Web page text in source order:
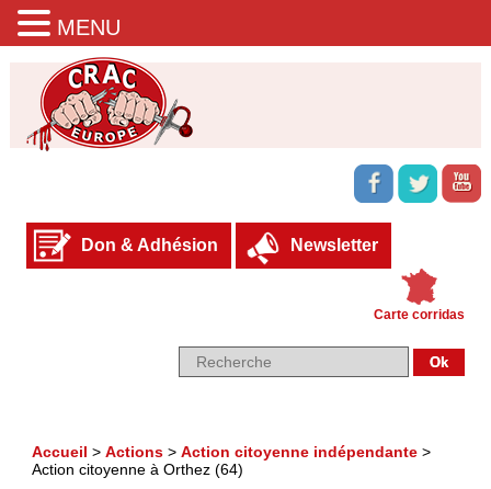
Don & Adhésion Newsletter
Carte corridas
Accueil > Actions> Action citoyenne indépendante>
Action citoyenne à Orthez (64)
MENU